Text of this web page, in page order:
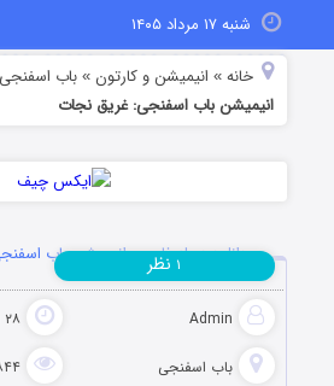
شنبه ۱۷ مرداد ۱۴۰۵
خانه » انیمیشن و کارتون »باب اسفنجی
انیمیشن باب اسفنجی: غریق نجات
دانلود دوبله فارسی انیمیشن باب
Admin ۲۸ اسفند ۱۳۹۶
باب اسفنجی
۱ نظر